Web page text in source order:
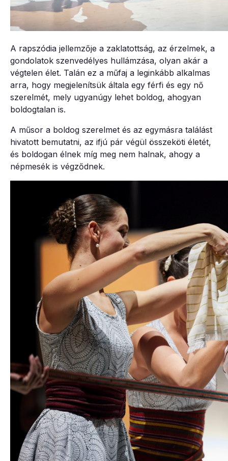
A rapszódia jellemzője a zaklatottság, az érzelmek, a
gondolatok szenvedélyes hullámzása, olyan akár a
végtelen élet. Talán ez a műfaj a leginkább alkalmas
arra, hogy megjelenítsük általa egy férfi és egy nő
szerelmét, mely ugyanúgy lehet boldog, ahogyan
boldogtalan is.
A műsor a boldog szerelmet és az egymásra találást
hivatott bemutatni, az ifjú pár végül összeköti életét,
és boldogan élnek míg meg nem halnak, ahogy a
népmesék is végződnek.